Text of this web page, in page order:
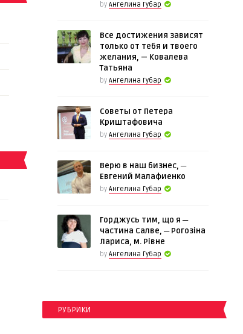
by Ангелина Губар
Все достижения зависят
только от тебя и твоего
желания, — Ковалева
Татьяна
by Ангелина Губар
Советы от Петера
Криштафовича
by Ангелина Губар
Верю в наш бизнес, ─
Евгений Малафиенко
by Ангелина Губар
Горджусь тим, що я ─
частина Салве, ─ Рогозіна
Лариса, м. Рівне
by Ангелина Губар
РУБРИКИ